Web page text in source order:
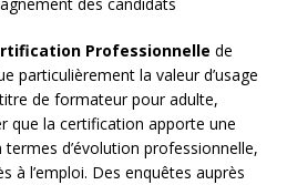
Professionnelle de
particulièrement la valeur d’usage
de formateur pour adulte,
que la certification apporte une
d’évolution professionnelle,
à l’emploi. Des enquêtes auprès